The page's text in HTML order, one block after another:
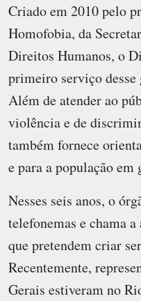
Criado em 2010 pelo
Homofobia, da
Direitos Humanos, o
primeiro serviço
Além de atender ao
violência e de
também fornece
e para a população em
Nesses seis anos, o
telefonemas e chama
que pretendem criar
Recentemente,
Gerais estiveram no